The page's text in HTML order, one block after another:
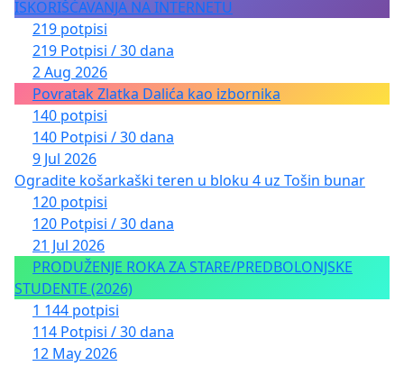
ISKORIŠĆAVANJA NA INTERNETU
219 potpisi
219 Potpisi / 30 dana
2 Aug 2026
Povratak Zlatka Dalića kao izbornika
140 potpisi
140 Potpisi / 30 dana
9 Jul 2026
Ogradite košarkaški teren u bloku 4 uz Tošin bunar
120 potpisi
120 Potpisi / 30 dana
21 Jul 2026
PRODUŽENJE ROKA ZA STARE/PREDBOLONJSKE
STUDENTE (2026)
1 144 potpisi
114 Potpisi / 30 dana
12 May 2026